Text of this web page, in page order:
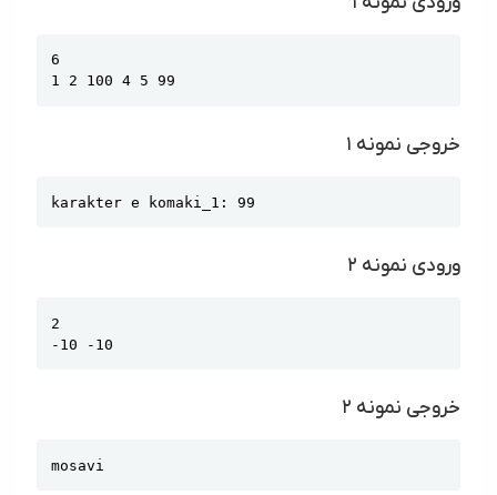
6
1 2 100 4 5 99
خروجی نمونه ۱
karakter e komaki_1: 99
ورودی نمونه ۲
2
-10 -10
خروجی نمونه ۲
mosavi